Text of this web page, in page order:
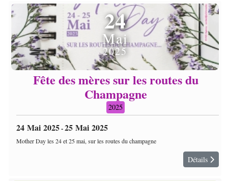
24
Mai
2025
Fête des mères sur les routes du
Champagne
2025
24 Mai 2025-25 Mai 2025
Mother Day les 24 et 25 mai, sur les routes du champagne
Détails